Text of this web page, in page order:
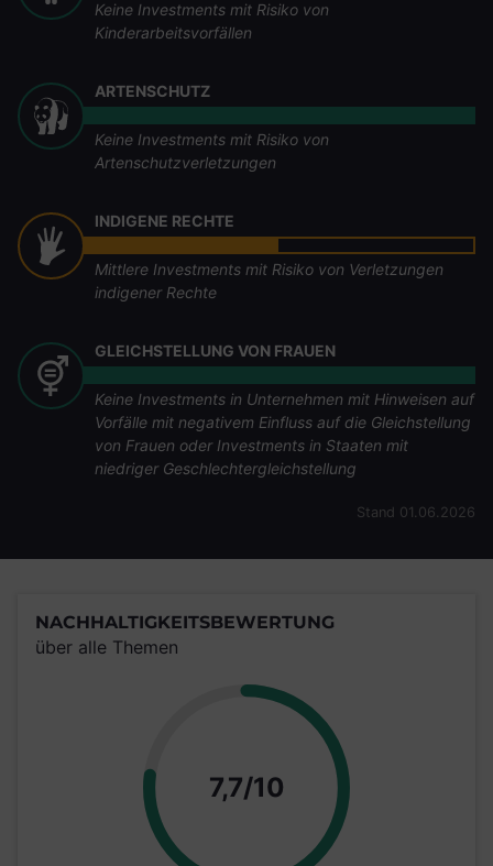
Keine Investments mit Risiko von
Kinderarbeitsvorfällen
ARTENSCHUTZ
Keine Investments mit Risiko von
Artenschutzverletzungen
INDIGENE RECHTE
Mittlere Investments mit Risiko von Verletzungen
indigener Rechte
GLEICHSTELLUNG VON FRAUEN
Keine Investments in Unternehmen mit Hinweisen auf
Vorfälle mit negativem Einfluss auf die Gleichstellung
von Frauen oder Investments in Staaten mit
niedriger Geschlechtergleichstellung
Stand 01.06.2026
NACHHALTIGKEITSBEWERTUNG
über alle Themen
7,7/10 Punkte